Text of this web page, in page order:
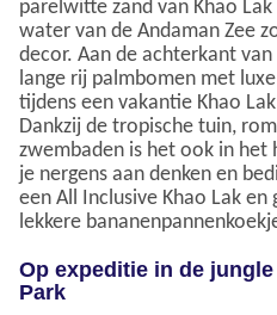
parelwitte zand van Khao
water van de Andaman Zee
decor. Aan de achterkant
lange rij palmbomen met
tijdens een vakantie Khao
Dankzij de tropische tuin,
zwembaden is het ook in
je nergens aan denken en
een All Inclusive Khao Lak
lekkere
Op expeditie in de
Park